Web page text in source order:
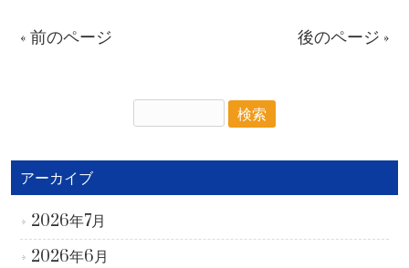
« 前のページ 後のページ »
アーカイブ
2026年7月
2026年6月